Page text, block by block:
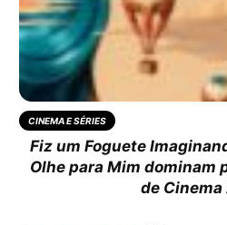
CINEMA E SÉRIES
Fiz um Foguete
Olhe para Mim dominam
de